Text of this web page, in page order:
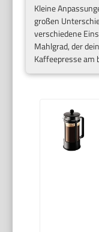
Kleine
großen
verschiedene
Mahlgrad, der
Kaffeepresse am